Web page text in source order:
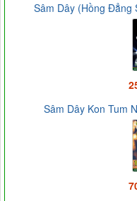
Sâm Dây (Hồng Đẳng
Sâm Dây Kon Tum